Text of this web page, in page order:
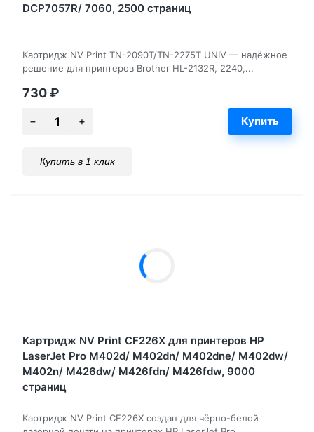
DCP7057R/ 7060, 2500 страниц
Картридж NV Print TN-2090T/TN-2275T UNIV — надёжное
решение для принтеров Brother HL-2132R, 2240,...
730₽
Купить в 1 клик
Картридж NV Print CF226X для принтеров HP
LaserJet Pro M402d/ M402dn/ M402dne/ M402dw/
M402n/ M426dw/ M426fdn/ M426fdw, 9000
страниц
Картридж NV Print CF226X создан для чёрно-белой